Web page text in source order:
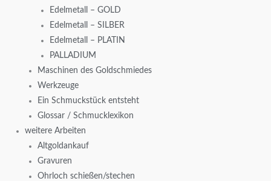
Edelmetall – GOLD
Edelmetall – SILBER
Edelmetall – PLATIN
PALLADIUM
Maschinen des Goldschmiedes
Werkzeuge
Ein Schmuckstück entsteht
Glossar / Schmucklexikon
weitere Arbeiten
Altgoldankauf
Gravuren
Ohrloch schießen/stechen